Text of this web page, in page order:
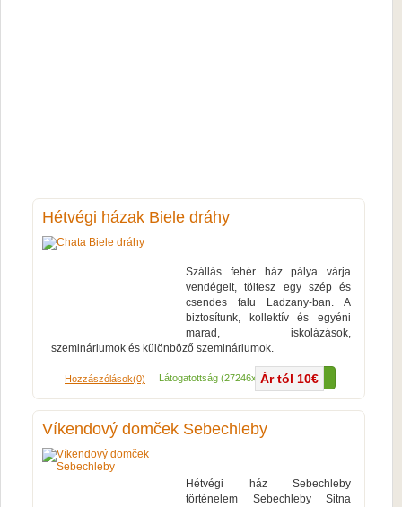
Hétvégi házak Biele dráhy
Ár tól 10€
Szállás fehér ház pálya várja
vendégeit, töltesz egy szép és
csendes falu Ladzany-ban. A
biztosítunk, kollektív és egyéni
marad, iskolázások,
szemináriumok és különböző szemináriumok.
Hozzászólások(0) Látogatottság (27246x) Több...
Víkendový domček Sebechleby
Hétvégi ház Sebechleby
történelem Sebechleby Sitna